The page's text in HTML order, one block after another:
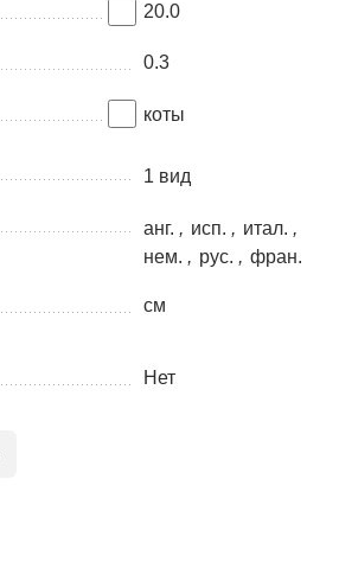
20.0
0.3
коты
1 вид
анг. , исп. , итал. ,
нем. , рус. , фран.
см
Нет